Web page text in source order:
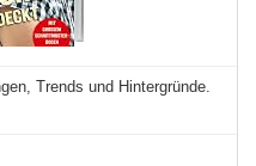
Trends und Hintergründe.